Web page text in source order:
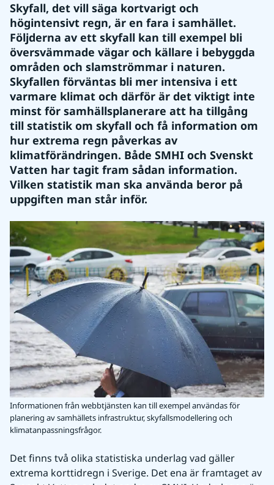
Skyfall, det vill säga kortvarigt och
högintensivt regn, är en fara i samhället.
Följderna av ett skyfall kan till exempel bli
översvämmade vägar och källare i bebyggda
områden och slamströmmar i naturen.
Skyfallen förväntas bli mer intensiva i ett
varmare klimat och därför är det viktigt inte
minst för samhällsplanerare att ha tillgång
till statistik om skyfall och få information om
hur extrema regn påverkas av
klimatförändringen. Både SMHI och Svenskt
Vatten har tagit fram sådan information.
Vilken statistik man ska använda beror på
uppgiften man står inför.
Informationen från webbtjänsten kan till exempel användas för
planering av samhällets infrastruktur, skyfallsmodellering och
klimatanpassningsfrågor.
Det finns två olika statistiska underlag vad gäller
extrema korttidregn i Sverige. Det ena är framtaget av